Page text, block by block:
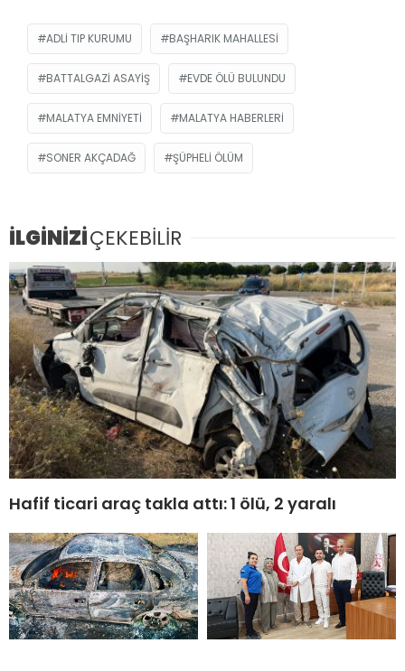
ADLI TIP KURUMU BAŞHARIK MAHALLESI
BATTALGAZI ASAYIŞ EVDE ÖLÜ BULUNDU
MALATYA EMNIYETI MALATYA HABERLERI
SONER AKÇADAĞ ŞÜPHELI ÖLÜM
İLGİNİZİÇEKEBİLİR
Hafif ticari araç takla attı: 1 ölü, 2 yaralı